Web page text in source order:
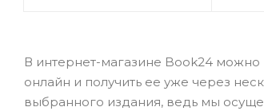
В интернет-магазине Book24 можно
онлайн и получить ее уже через
выбранного издания, ведь мы